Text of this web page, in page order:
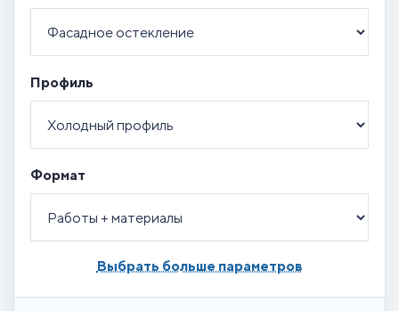
Профиль
Формат
Выбрать больше параметров